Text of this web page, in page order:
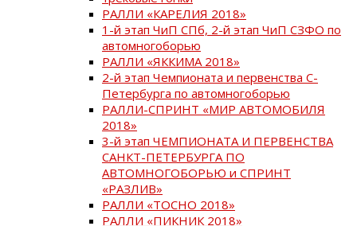
РАЛЛИ «КАРЕЛИЯ 2018»
1-й этап ЧиП СПб, 2-й этап ЧиП СЗФО по
автомногоборью
РАЛЛИ «ЯККИМА 2018»
2-й этап Чемпионата и первенства С-
Петербурга по автомногоборью
РАЛЛИ-СПРИНТ «МИР АВТОМОБИЛЯ
2018»
3-й этап ЧЕМПИОНАТА И ПЕРВЕНСТВА
САНКТ-ПЕТЕРБУРГА ПО
АВТОМНОГОБОРЬЮ и СПРИНТ
«РАЗЛИВ»
РАЛЛИ «ТОСНО 2018»
РАЛЛИ «ПИКНИК 2018»